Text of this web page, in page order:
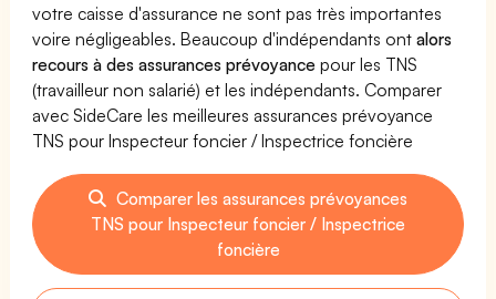
votre caisse d'assurance ne sont pas très importantes
voire négligeables. Beaucoup d'indépendants ontalors
recours à des assurances prévoyance pour les TNS
(travailleur non salarié) et les indépendants. Comparer
avec SideCare les meilleures assurances prévoyance
TNS pour Inspecteur foncier / Inspectrice foncière
Comparer les assurances prévoyances
TNS pour Inspecteur foncier / Inspectrice
foncière